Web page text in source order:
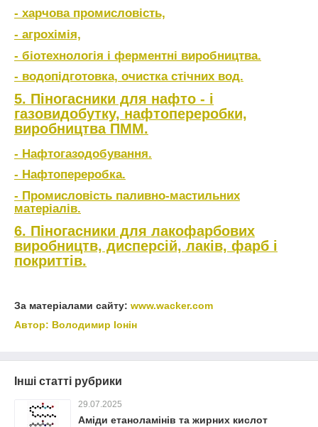
- харчова промисловість,
- агрохімія,
- біотехнологія і ферментні виробництва.
- водопідготовка, очистка стічних вод.
5. Піногасники для нафто - і
газовидобутку, нафтопереробки,
виробництва ПММ.
- Нафтогазодобування.
- Нафтопереробка.
- Промисловість паливно-мастильних
матеріалів.
6. Піногасники для лакофарбових
виробництв, дисперсій, лаків, фарб і
покриттів.
За матеріалами сайту: www.wacker.com
Автор: Володимир Іонін
Інші статті рубрики
29.07.2025
Аміди етаноламінів та жирних кислот